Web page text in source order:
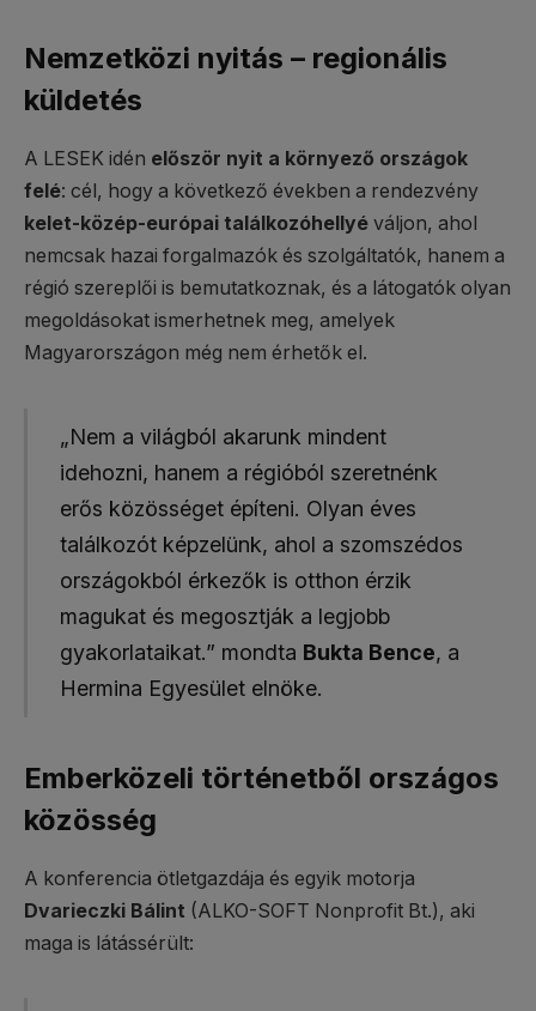
Nemzetközi nyitás – regionális
küldetés
A LESEK idén először nyit a környező országok
felé: cél, hogy a következő években a rendezvény
kelet-közép-európai találkozóhellyé váljon, ahol
nemcsak hazai forgalmazók és szolgáltatók, hanem a
régió szereplői is bemutatkoznak, és a látogatók olyan
megoldásokat ismerhetnek meg, amelyek
Magyarországon még nem érhetők el.
„Nem a világból akarunk mindent
idehozni, hanem a régióból szeretnénk
erős közösséget építeni. Olyan éves
találkozót képzelünk, ahol a szomszédos
országokból érkezők is otthon érzik
magukat és megosztják a legjobb
gyakorlataikat.” mondta Bukta Bence, a
Hermina Egyesület elnöke.
Emberközeli történetből országos
közösség
A konferencia ötletgazdája és egyik motorja
Dvarieczki Bálint (ALKO-SOFT Nonprofit Bt.), aki
maga is látássérült: